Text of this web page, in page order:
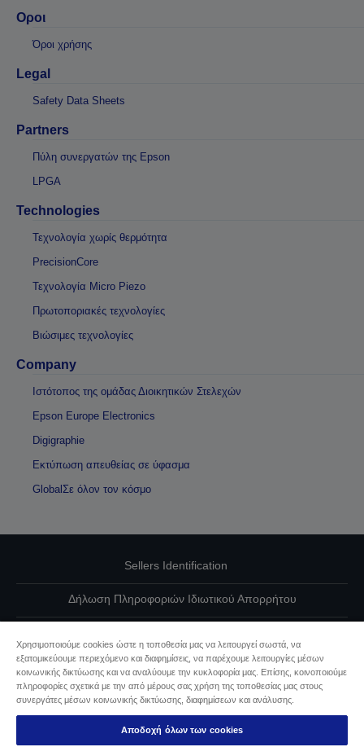
Οροι
Όροι χρήσης
Legal
Safety Data Sheets
Partners
Πύλη συνεργατών της Epson
LPGA
Technologies
Τεχνολογία χωρίς θερμότητα
PrecisionCore
Τεχνολογία Micro Piezo
Πρωτοποριακές τεχνολογίες
Βιώσιμες τεχνολογίες
Company
Ιστότοπος της ομάδας Διοικητικών Στελεχών
Epson Europe Electronics
Digigraphie
Εκτύπωση απευθείας σε ύφασμα
GlobalΣε όλον τον κόσμο
Sellers Identification
Δήλωση Πληροφοριών Ιδιωτικού Απορρήτου
Επικοινωνήστε μαζί μας για τα δεδομένα σας
Πληροφορίες σχετικά με τα cookie
Δέσμευση της Epson για προσβασιμότητα
Χρησιμοποιούμε cookies ώστε η τοποθεσία μας να λειτουργεί σωστά, να
εξατομικεύουμε περιεχόμενο και διαφημίσεις, να παρέχουμε λειτουργίες μέσων
κοινωνικής δικτύωσης και να αναλύουμε την κυκλοφορία μας. Επίσης, κοινοποιούμε
πληροφορίες σχετικά με την από μέρους σας χρήση της τοποθεσίας μας στους
συνεργάτες μέσων κοινωνικής δικτύωσης, διαφημίσεων και ανάλυσης.
Αποδοχή όλων των cookies